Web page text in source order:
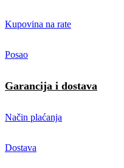
Kupovina na rate
Posao
Garancija i dostava
Način plaćanja
Dostava